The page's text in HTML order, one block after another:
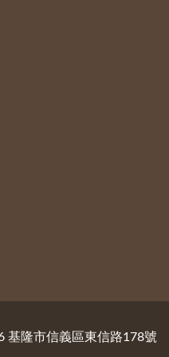
基隆市信義區東信路178號